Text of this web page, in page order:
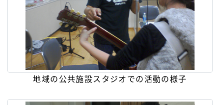
地域の公共施設スタジオでの活動の様子